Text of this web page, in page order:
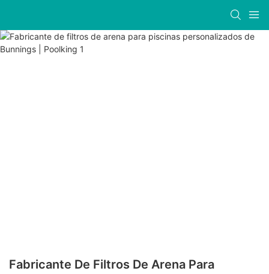
Fabricante De Filtros De Arena Para